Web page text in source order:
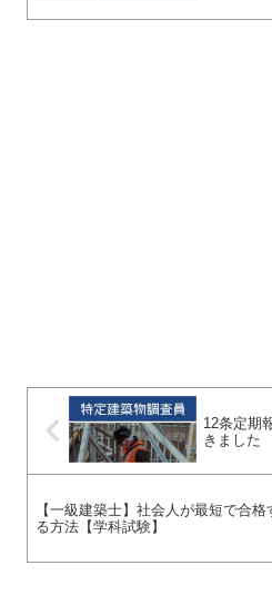
12条定期
きました
【一級建築士】社会人が最短で合格
る方法【学科試験】